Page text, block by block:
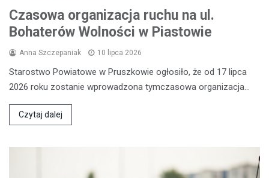
Czasowa organizacja ruchu na ul.
Bohaterów Wolności w Piastowie
Anna Szczepaniak 10 lipca 2026
Starostwo Powiatowe w Pruszkowie ogłosiło, że od 17 lipca
2026 roku zostanie wprowadzona tymczasowa organizacja…
Czytaj dalej